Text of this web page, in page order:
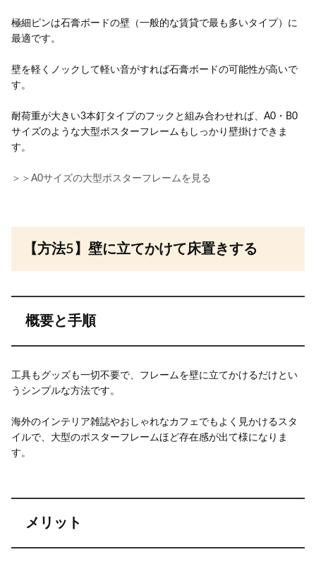
極細ピンは石膏ボードの壁（一般的な賃貸で最も多いタイプ）に
最適です。
壁を軽くノックして軽い音がすれば石膏ボードの可能性が高いで
す。
耐荷重が大きい3本釘タイプのフックと組み合わせれば、A0・B0
サイズのような大型ポスターフレームもしっかり壁掛けできま
す。
＞＞A0サイズの大型ポスターフレームを見る
【方法5】壁に立てかけて床置きする
概要と手順
工具もグッズも一切不要で、フレームを壁に立てかけるだけとい
うシンプルな方法です。
海外のインテリア雑誌やおしゃれなカフェでもよく見かけるスタ
イルで、大型のポスターフレームほど存在感が出て様になりま
す。
メリット